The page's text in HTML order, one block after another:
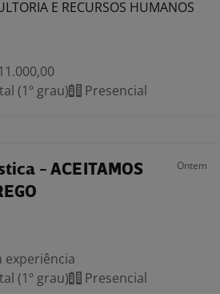
E RECURSOS HUMANOS
(1º grau)
Presencial
- ACEITAMOS
Ontem
experiência
(1º grau)
Presencial